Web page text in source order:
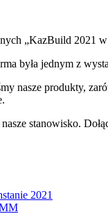
„KazBuild 2021
była jednym z
nasze produkty,
stanowisko.
2021